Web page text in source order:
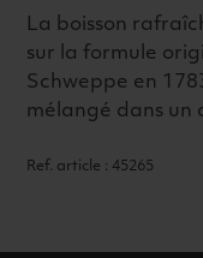
La boisson
sur la formule
Schweppe en
mélangé dans un
Ref. article : 45265